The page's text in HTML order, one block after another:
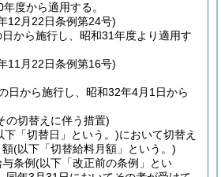
度から適用する。
12月22日条例第24号)
から施行し、昭和31年度より適用す
11月22日条例第16号)
日から施行し、昭和32年4月1日から
の切替えに伴う措置)
下「切替日」という。)において切替え
額(以下「切替給料月額」という。)
条例(以下「改正前の条例」とい